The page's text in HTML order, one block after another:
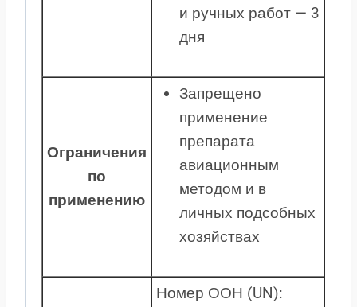
и ручных работ — 3
дня
Ограничения
по
применению
Запрещено
применение
препарата
авиационным
методом и в
личных подсобных
хозяйствах
Номер ООН (UN):